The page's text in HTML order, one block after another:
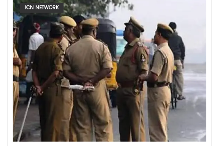
ICN NETWORK